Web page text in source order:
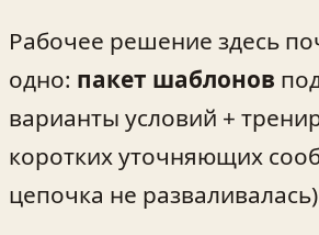
Рабочее решение здесь
одно: пакет шаблонов
варианты условий +
коротких уточняющих
цепочка не